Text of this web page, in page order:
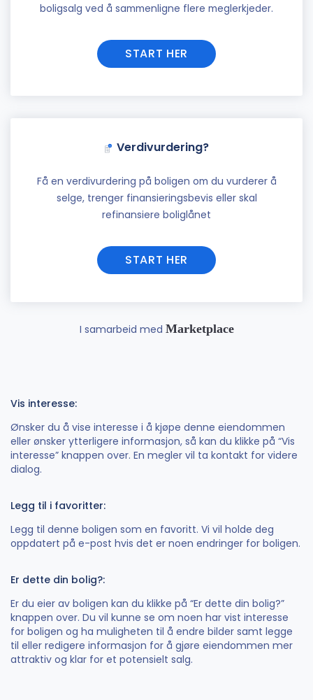
boligsalg ved å sammenligne flere meglerkjeder.
START HER
Verdivurdering?
Få en verdivurdering på boligen om du vurderer å
selge, trenger finansieringsbevis eller skal
refinansiere boliglånet
START HER
I samarbeid med Marketplace
Vis interesse:
Ønsker du å vise interesse i å kjøpe denne eiendommen
eller ønsker ytterligere informasjon, så kan du klikke på “Vis
interesse” knappen over. En megler vil ta kontakt for videre
dialog.
Legg til i favoritter:
Legg til denne boligen som en favoritt. Vi vil holde deg
oppdatert på e-post hvis det er noen endringer for boligen.
Er dette din bolig?:
Er du eier av boligen kan du klikke på “Er dette din bolig?”
knappen over. Du vil kunne se om noen har vist interesse
for boligen og ha muligheten til å endre bilder samt legge
til eller redigere informasjon for å gjøre eiendommen mer
attraktiv og klar for et potensielt salg.